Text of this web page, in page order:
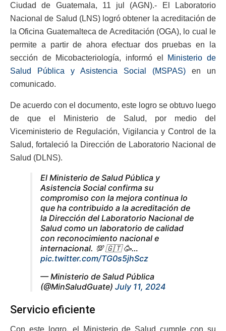
Ciudad de Guatemala, 11 jul (AGN).- El Laboratorio
Nacional de Salud (LNS) logró obtener la acreditación de
la Oficina Guatemalteca de Acreditación (OGA), lo cual le
permite a partir de ahora efectuar dos pruebas en la
sección de Micobacteriología, informó el Ministerio de
Salud Pública y Asistencia Social (MSPAS) en un
comunicado.
De acuerdo con el documento, este logro se obtuvo luego
de que el Ministerio de Salud, por medio del
Viceministerio de Regulación, Vigilancia y Control de la
Salud, fortaleció la Dirección de Laboratorio Nacional de
Salud (DLNS).
El Ministerio de Salud Pública y
Asistencia Social confirma su
compromiso con la mejora continua lo
que ha contribuido a la acreditación de
la Dirección del Laboratorio Nacional de
Salud como un laboratorio de calidad
con reconocimiento nacional e
internacional. 💯 🇬🇹 🥳…
pic.twitter.com/TG0s5jhScz
— Ministerio de Salud Pública
(@MinSaludGuate) July 11, 2024
Servicio eficiente
Con este logro, el Ministerio de Salud cumple con su